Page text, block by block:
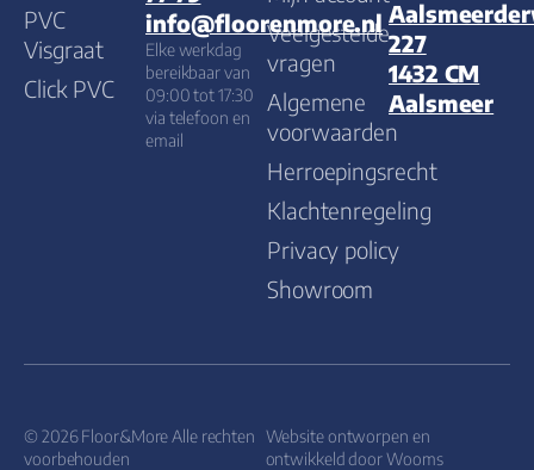
PVC
Visgraat
Click PVC
info@floorenmore.nl
Elke werkdag
bereikbaar van
09:00 tot 17:30
via telefoon en
email
Veelgestelde
vragen
Algemene
voorwaarden
Herroepingsrecht
Klachtenregeling
Privacy policy
Showroom
227
1432 CM
Aalsmeer
© 2026 Floor&More Alle rechten
voorbehouden
Website ontworpen en
ontwikkeld doorWooms